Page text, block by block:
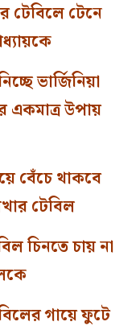
টেবিলে টেনে
ভার্জিনিয়া
একমাত্র উপায়
বেঁচে থাকবে
টেবিল
চিনতে চায় না
গায়ে ফুটে